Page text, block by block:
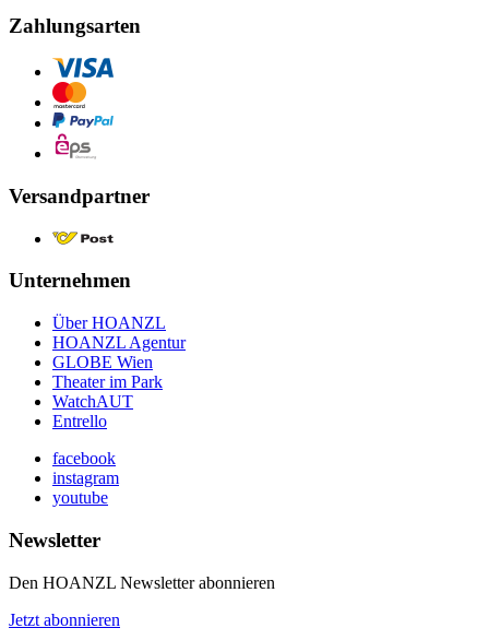
Zahlungsarten
Versandpartner
Unternehmen
Über HOANZL
HOANZL Agentur
GLOBE Wien
Theater im Park
WatchAUT
Entrello
facebook
instagram
youtube
Newsletter
Den HOANZL Newsletter abonnieren
Jetzt abonnieren